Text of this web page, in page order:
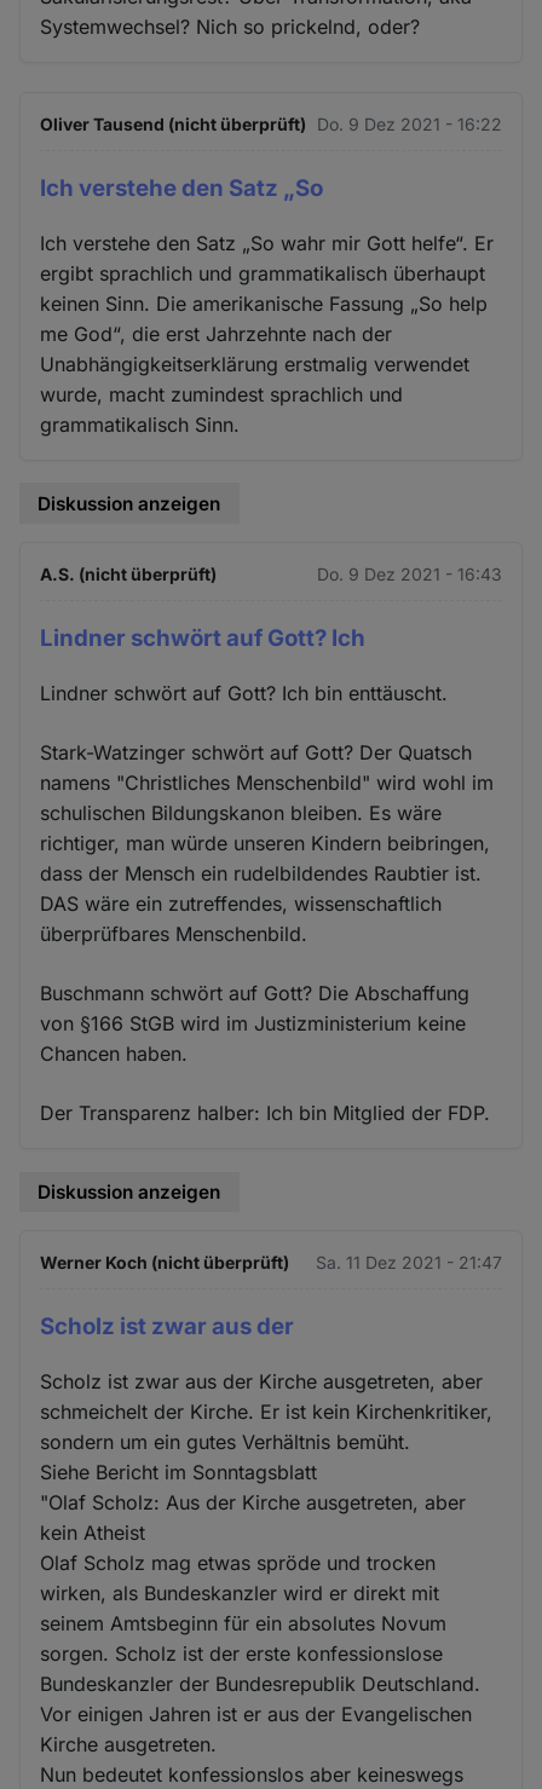
Systemwechsel? Nich so prickelnd, oder?
Oliver Tausend (nicht überprüft) Do. 9 Dez 2021 - 16:22
Ich verstehe den Satz „So
Ich verstehe den Satz „So wahr mir Gott helfe“. Er
ergibt sprachlich und grammatikalisch überhaupt
keinen Sinn. Die amerikanische Fassung „So help
me God“, die erst Jahrzehnte nach der
Unabhängigkeitserklärung erstmalig verwendet
wurde, macht zumindest sprachlich und
grammatikalisch Sinn.
Diskussion anzeigen
A.S. (nicht überprüft) Do. 9 Dez 2021 - 16:43
Lindner schwört auf Gott? Ich
Lindner schwört auf Gott? Ich bin enttäuscht.
Stark-Watzinger schwört auf Gott? Der Quatsch
namens "Christliches Menschenbild" wird wohl im
schulischen Bildungskanon bleiben. Es wäre
richtiger, man würde unseren Kindern beibringen,
dass der Mensch ein rudelbildendes Raubtier ist.
DAS wäre ein zutreffendes, wissenschaftlich
überprüfbares Menschenbild.
Buschmann schwört auf Gott? Die Abschaffung
von §166 StGB wird im Justizministerium keine
Chancen haben.
Der Transparenz halber: Ich bin Mitglied der FDP.
Diskussion anzeigen
Werner Koch (nicht überprüft) Sa. 11 Dez 2021 - 21:47
Scholz ist zwar aus der
Scholz ist zwar aus der Kirche ausgetreten, aber
schmeichelt der Kirche. Er ist kein Kirchenkritiker,
sondern um ein gutes Verhältnis bemüht.
Siehe Bericht im Sonntagsblatt
"Olaf Scholz: Aus der Kirche ausgetreten, aber
kein Atheist
Olaf Scholz mag etwas spröde und trocken
wirken, als Bundeskanzler wird er direkt mit
seinem Amtsbeginn für ein absolutes Novum
sorgen. Scholz ist der erste konfessionslose
Bundeskanzler der Bundesrepublik Deutschland.
Vor einigen Jahren ist er aus der Evangelischen
Kirche ausgetreten.
Nun bedeutet konfessionslos aber keineswegs